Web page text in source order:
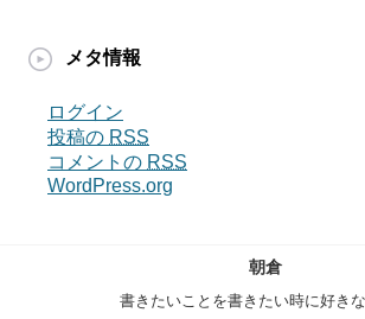
メタ情報
ログイン
投稿の RSS
コメントの RSS
WordPress.org
朝倉
書きたいことを書きたい時に好きな